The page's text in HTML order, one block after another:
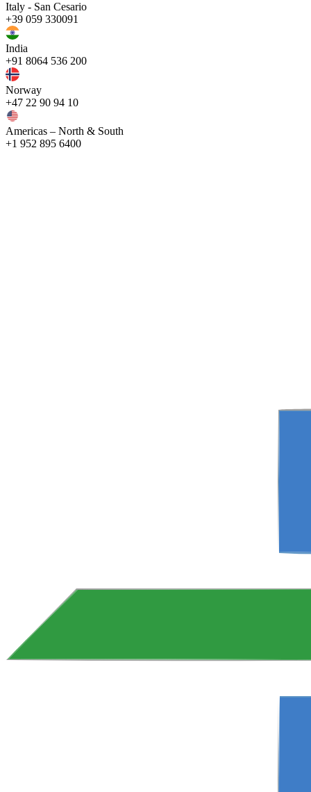
Italy - San Cesario
+39 059 330091
India
+91 8064 536 200
Norway
+47 22 90 94 10
Americas – North & South
+1 952 895 6400